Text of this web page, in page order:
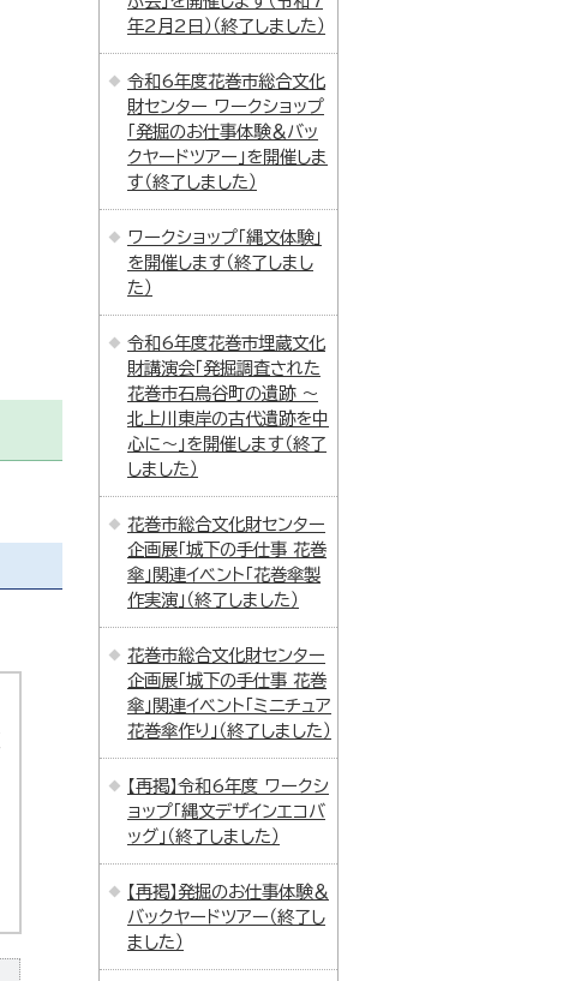
年2月2日）（終了しました）
令和6年度花巻市総合文化
財センター ワークショップ
「発掘のお仕事体験＆バッ
クヤードツアー」を開催しま
す（終了しました）
ワークショップ「縄文体験」
を開催します（終了しまし
た）
令和6年度花巻市埋蔵文化
財講演会「発掘調査された
花巻市石鳥谷町の遺跡 ～
北上川東岸の古代遺跡を中
心に～」を開催します（終了
しました）
花巻市総合文化財センター
企画展「城下の手仕事 花巻
傘」関連イベント「花巻傘製
作実演」（終了しました）
花巻市総合文化財センター
企画展「城下の手仕事 花巻
傘」関連イベント「ミニチュア
花巻傘作り」（終了しました）
【再掲】令和6年度 ワークシ
ョップ「縄文デザインエコバ
ッグ」（終了しました）
【再掲】発掘のお仕事体験＆
バックヤードツアー（終了し
ました）